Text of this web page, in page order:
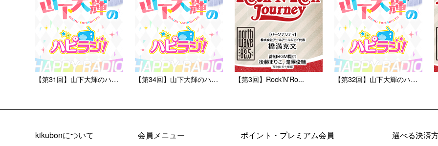
【第31回】山下大輝のハピラ... 【第34回】山下大輝のハピラ... 【第3回】Rock’N’Ro... 【第32回】山下大輝のハピラ...
kikubonについて 会員メニュー ポイント・プレミアム会員 選べる決済